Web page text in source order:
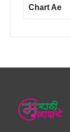
Chart Ae